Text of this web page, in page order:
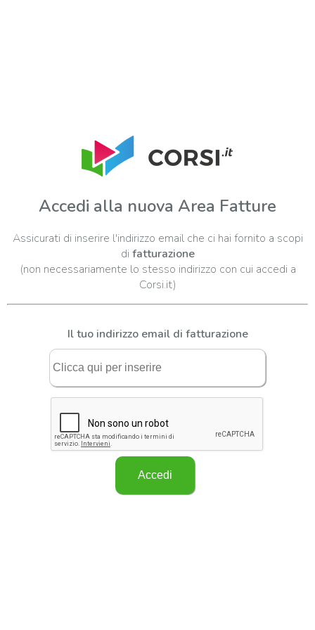
Accedi alla nuova Area Fatture
Assicurati di inserire l'indirizzo email che ci hai fornito a scopi
di fatturazione
(non necessariamente lo stesso indirizzo con cui accedi a
Corsi.it)
Il tuo indirizzo email di fatturazione